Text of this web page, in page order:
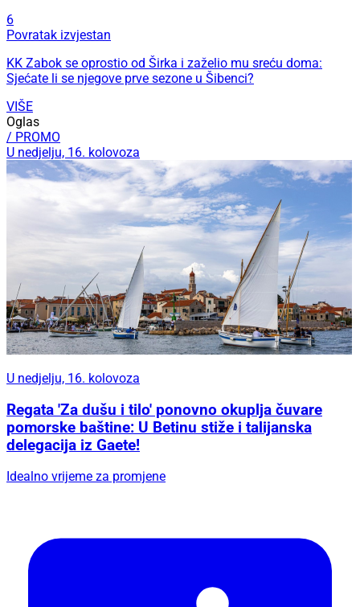
6
Povratak izvjestan
KK Zabok se oprostio od Širka i zaželio mu sreću doma:
Sjećate li se njegove prve sezone u Šibenci?
VIŠE
Oglas
/ PROMO
U nedjelju, 16. kolovoza
U nedjelju, 16. kolovoza
Regata 'Za dušu i tilo' ponovno okuplja čuvare
pomorske baštine: U Betinu stiže i talijanska
delegacija iz Gaete!
Idealno vrijeme za promjene